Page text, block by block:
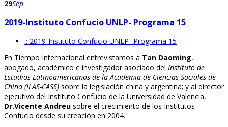
29Sep
2019-Instituto Confucio UNLP- Programa 15
:: 2019-Instituto Confucio UNLP- Programa 15
En Tiempo Internacional entrevistamos a Tan Daoming,
abogado, académico e investigador asociado del Instituto de
Estudios Latinoamericanos de la Academia de Ciencias Sociales de
China (ILAS-CASS) sobre la legislación china y argentina; y al director
ejecutivo del Instituto Confucio de la Universidad de Valencia,
Dr.Vicente Andreu sobre el crecimiento de los Institutos
Confucio desde su creación en 2004.